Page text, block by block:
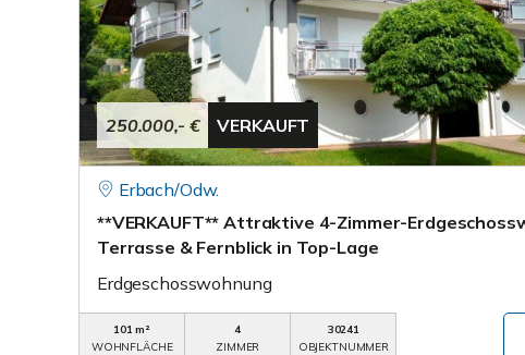
250.000,- € VERKAUFT
Erbach/Odw.
**VERKAUFT** Attraktive 4-Zimmer-
Terrasse & Fernblick in Top-Lage
Erdgeschosswohnung
101 m²
WOHNFLÄCHE
4
ZIMMER
30241
OBJEKTNUMMER